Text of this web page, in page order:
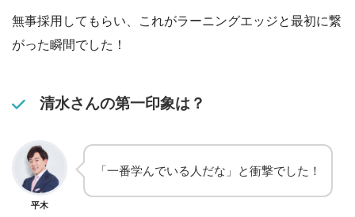
無事採用してもらい、これがラーニングエッジと最初に繋
がった瞬間でした！
清水さんの第一印象は？
平木
「一番学んでいる人だな」と衝撃でした！